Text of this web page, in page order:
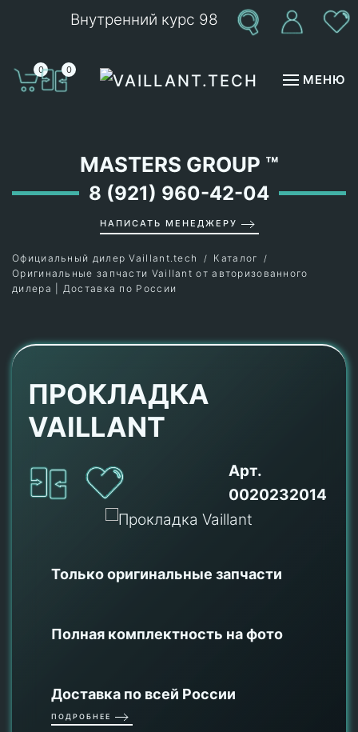
Внутренний курс 98
0 0
МЕНЮ
MASTERS GROUP ™
8 (921) 960-42-04
НАПИСАТЬ МЕНЕДЖЕРУ
Официальный дилер Vaillant.tech
Каталог
Оригинальные запчасти Vaillant от авторизованного
дилера | Доставка по России
ПРОКЛАДКА
VAILLANT
Арт.
0020232014
Только оригинальные запчасти
Полная комплектность на фото
Доставка по всей России
ПОДРОБНЕЕ